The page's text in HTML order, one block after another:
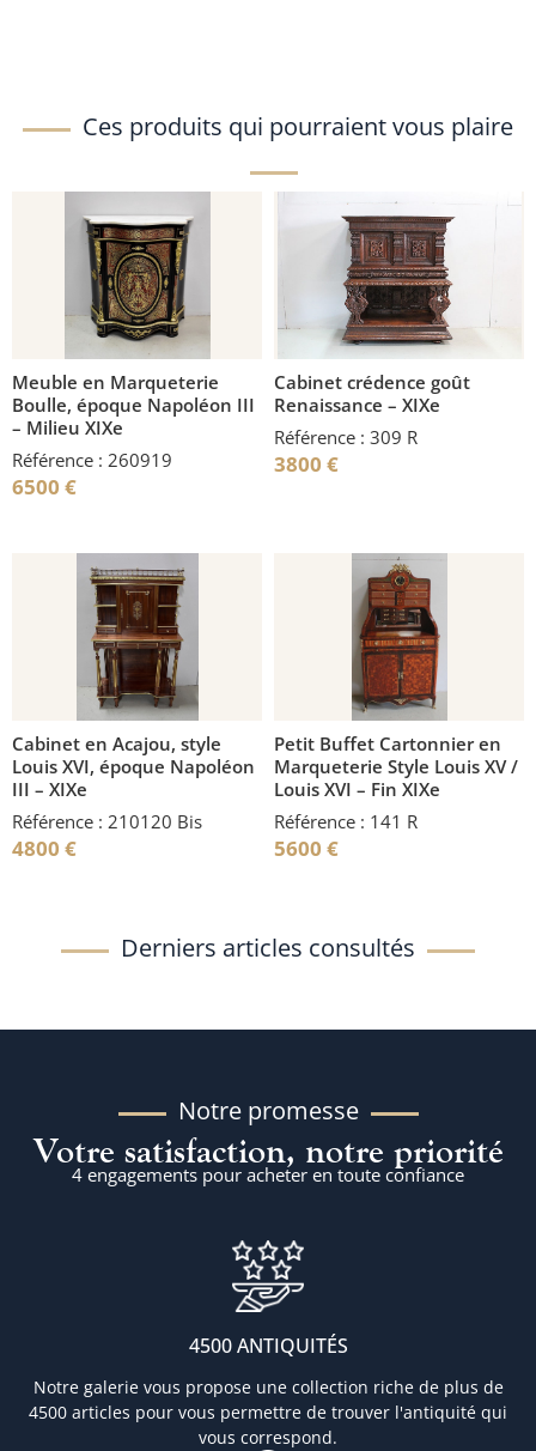
Ces produits qui pourraient vous plaire
Meuble en Marqueterie
Boulle, époque Napoléon III
– Milieu XIXe
Référence : 260919
6500 €
Cabinet crédence goût
Renaissance – XIXe
Référence : 309 R
3800 €
Cabinet en Acajou, style
Louis XVI, époque Napoléon
III – XIXe
Référence : 210120 Bis
4800 €
Petit Buffet Cartonnier en
Marqueterie Style Louis XV /
Louis XVI – Fin XIXe
Référence : 141 R
5600 €
Derniers articles consultés
Notre promesse
Votre satisfaction, notre priorité
4 engagements pour acheter en toute confiance
4500 ANTIQUITÉS
Notre galerie vous propose une collection riche de plus de
4500 articles pour vous permettre de trouver l'antiquité qui
vous correspond.